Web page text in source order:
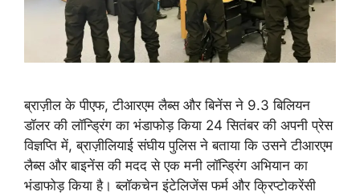
ब्राज़ील के पीएफ, टीआरएम लैब्स और बिनेंस ने 9.3 बिलियन
डॉलर की लॉन्ड्रिंग का भंडाफोड़ किया 24 सितंबर की अपनी प्रेस
विज्ञप्ति में, ब्राज़ीलियाई संघीय पुलिस ने बताया कि उसने टीआरएम
लैब्स और बाइनेंस की मदद से एक मनी लॉन्ड्रिंग अभियान का
भंडाफोड़ किया है। ब्लॉकचेन इंटेलिजेंस फर्म और क्रिप्टोकरेंसी